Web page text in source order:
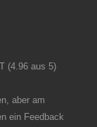
(4.96 aus 5)
aber am
ein Feedback